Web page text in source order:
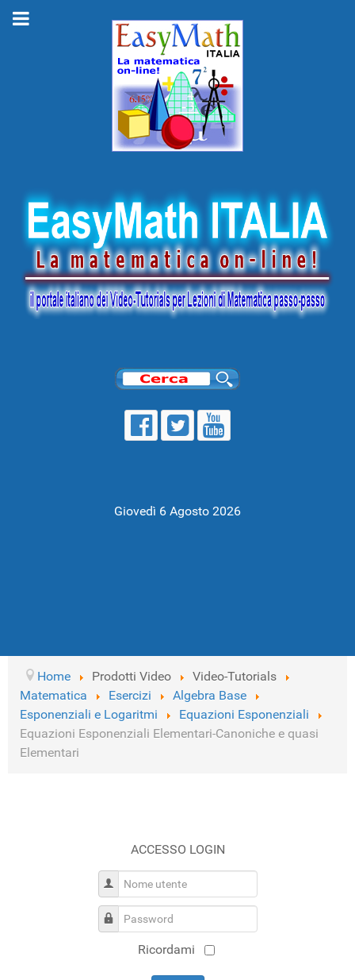
Giovedì 6 Agosto 2026
Home Prodotti Video
Video-Tutorials
Matematica
Esercizi
Algebra Base
Esponenziali e Logaritmi
Equazioni Esponenziali
Equazioni Esponenziali Elementari-Canoniche e quasi
Elementari
ACCESSO LOGIN
Nome utente
Password
Ricordami